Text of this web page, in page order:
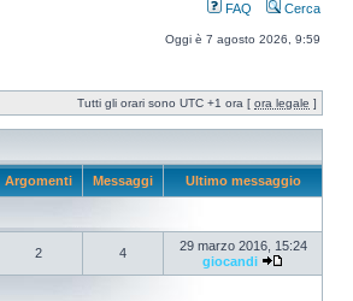
FAQ Cerca
Oggi è 7 agosto 2026, 9:59
Tutti gli orari sono UTC +1 ora [ ora legale ]
Argomenti Messaggi Ultimo messaggio
2 4
29 marzo 2016, 15:24
giocandi